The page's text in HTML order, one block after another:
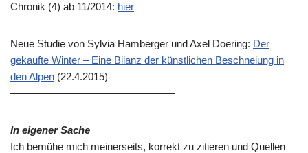
Chronik (4) ab 11/2014: hier
Neue Studie von Sylvia Hamberger und Axel Doering: Der
gekaufte Winter – Eine Bilanz der künstlichen Beschneiung in
den Alpen (22.4.2015)
————————————————
In eigener Sache
Ich bemühe mich meinerseits, korrekt zu zitieren und Quellen